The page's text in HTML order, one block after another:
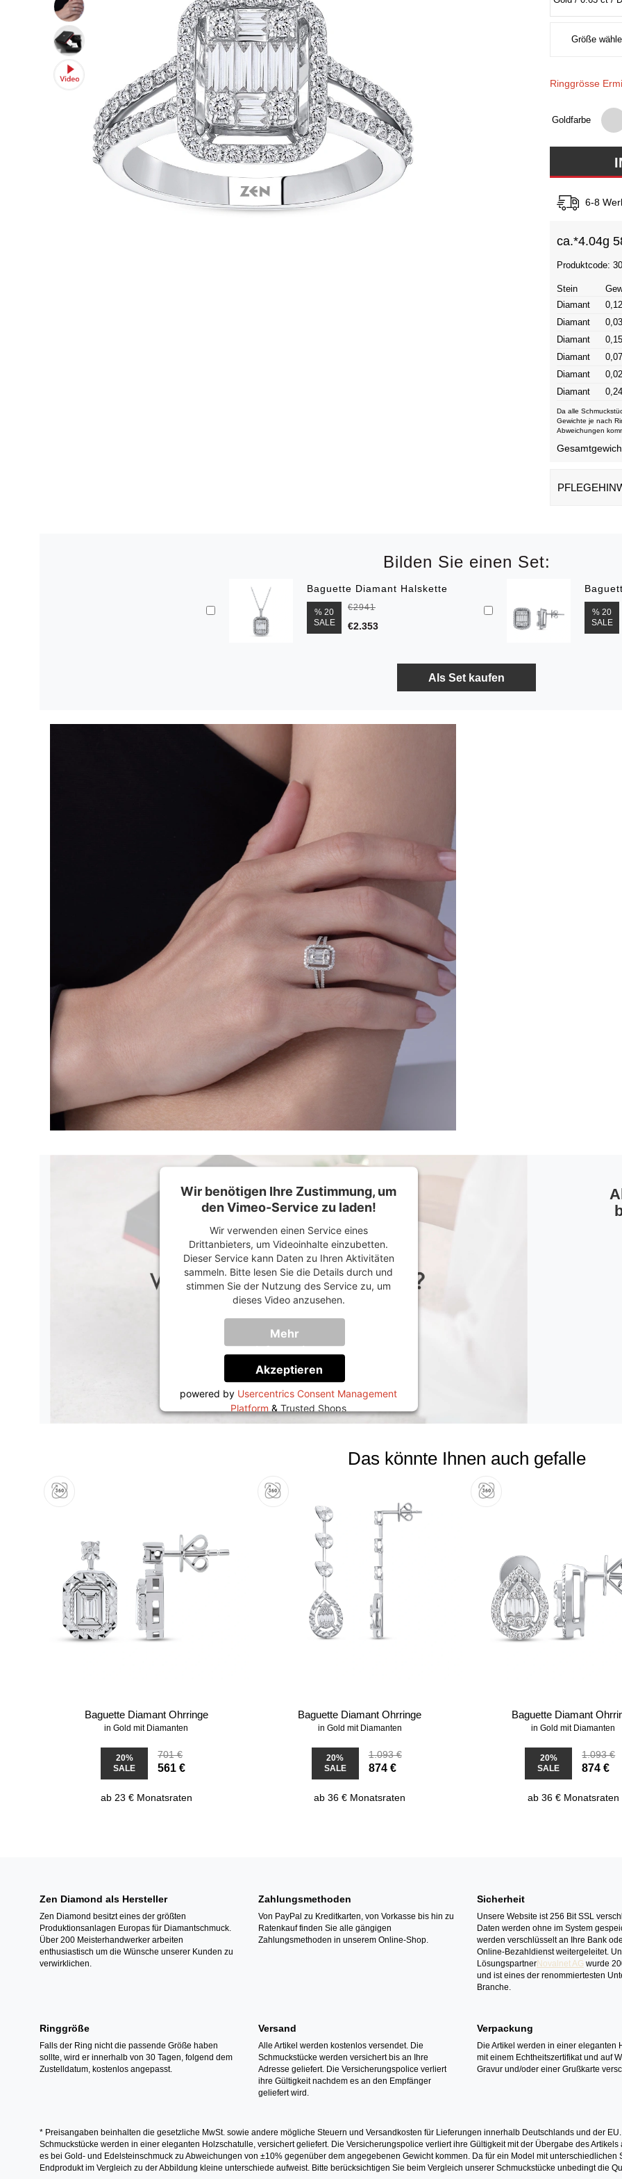
Ringgrösse
Goldfarbe
6-8
ca.*4.04g
Produktcode:
Stein
Diamant
Diamant
Diamant
Diamant
Diamant
Diamant
Da alle
Gewichte je nach
Abweichungen
Bilden Sie einen Set:
Baguette Diamant Halskette
% 20
SALE
€2941
€2.353
% 20
SALE
Wir benötigen Ihre Zustimmung, um
den Vimeo-Service zu laden!
Wir verwenden einen Service eines
Drittanbieters, um Videoinhalte einzubetten.
Dieser Service kann Daten zu Ihren Aktivitäten
sammeln. Bitte lesen Sie die Details durch und
stimmen Sie der Nutzung des Service zu, um
dieses Video anzusehen.
Mehr
Informationen
Akzeptieren
powered by Usercentrics Consent Management
Platform&Trusted Shops
Das könnte Ihnen auch gefalle
Baguette Diamant Ohrringe
in Gold mit Diamanten
20%
SALE
701 €
561 €
ab 23 € Monatsraten
Baguette Diamant Ohrringe
in Gold mit Diamanten
20%
SALE
1.093 €
874 €
ab 36 € Monatsraten
Baguette Diamant
in Gold mit Diamanten
20%
SALE
1.093 €
874 €
ab 36 € Monatsraten
Zen Diamond als Hersteller
Zen Diamond besitzt eines der größten
Produktionsanlagen Europas für Diamantschmuck.
Über 200 Meisterhandwerker arbeiten
enthusiastisch um die Wünsche unserer Kunden zu
verwirklichen.
Zahlungsmethoden
Von PayPal zu Kreditkarten, von Vorkasse bis hin zu
Ratenkauf finden Sie alle gängigen
Zahlungsmethoden in unserem Online-Shop.
Sicherheit
Unsere Website ist 256 Bit SSL
Daten werden ohne im System
werden verschlüsselt an Ihre Bank
Online-Bezahldienst weitergeleitet.
LösungspartnerNovalnet AG wurde
und ist eines der renommiertesten
Branche.
Ringgröße
Falls der Ring nicht die passende Größe haben
sollte, wird er innerhalb von 30 Tagen, folgend dem
Zustelldatum, kostenlos angepasst.
Versand
Alle Artikel werden kostenlos versendet. Die
Schmuckstücke werden versichert bis an Ihre
Adresse geliefert. Die Versicherungspolice verliert
ihre Gültigkeit nachdem es an den Empfänger
geliefert wird.
Verpackung
Die Artikel werden in einer eleganten
mit einem Echtheitszertifikat und auf
Gravur und/oder einer Grußkarte
* Preisangaben beinhalten die gesetzliche MwSt. sowie andere mögliche Steuern und Versandkosten für Lieferungen innerhalb Deutschlands und der
Schmuckstücke werden in einer eleganten Holzschatulle, versichert geliefert. Die Versicherungspolice verliert ihre Gültigkeit mit der Übergabe des
es bei Gold- und Edelsteinschmuck zu Abweichungen von ±10% gegenüber dem angegebenen Gewicht kommen. Da für ein Model mit
Endprodukt im Vergleich zu der Abbildung kleine unterschiede aufweist. Bitte berücksichtigen Sie beim Vergleich unserer Schmuckstücke unbedingt die